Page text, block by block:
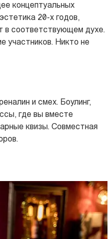
концептуальных
20-х годов,
в соответствующем духе.
участников. Никто не
и смех. Боулинг,
где вы вместе
квизы. Совместная